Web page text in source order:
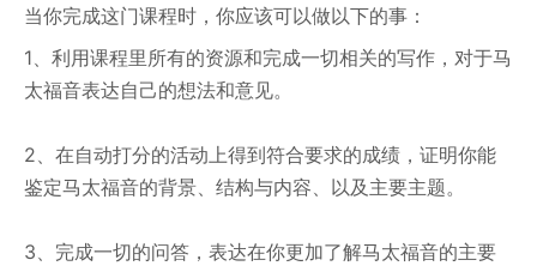
当你完成这门课程时，你应该可以做以下的事：
1、利用课程里所有的资源和完成一切相关的写作，对于马
太福音表达自己的想法和意见。
2、在自动打分的活动上得到符合要求的成绩，证明你能
鉴定马太福音的背景、结构与内容、以及主要主题。
3、完成一切的问答，表达在你更加了解马太福音的主要